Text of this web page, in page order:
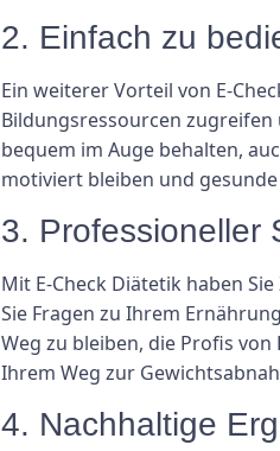
2. Einfach zu
Ein weiterer Vorteil von E-
Bildungsressourcen
bequem im Auge behalten,
motiviert bleiben und
3. Professioneller
Mit E-Check Diätetik haben
Sie Fragen zu Ihrem
Weg zu bleiben, die Profis
Ihrem Weg zur
4. Nachhaltige